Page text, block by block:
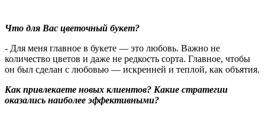
Что для Вас цветочный букет?
- Для меня главное в букете — это любовь. Важно не
количество цветов и даже не редкость сорта. Главное, чтобы
он был сделан с любовью — искренней и теплой, как объятия.
Как привлекаете новых клиентов? Какие стратегии
оказались наиболее эффективными?